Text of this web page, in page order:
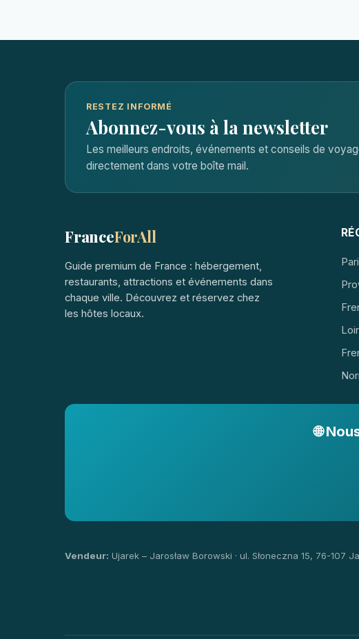
RESTEZ INFORMÉ
Abonnez-vous à la newsletter
Les meilleurs endroits, événements et conseils de
directement dans votre boîte mail.
FranceForAll
Guide premium de France : hébergement,
restaurants, attractions et événements dans
chaque ville. Découvrez et réservez chez
les hôtes locaux.
🌐
Vendeur: Ujarek – Jarosław Borowski · ul. Słoneczna 15, 76-107